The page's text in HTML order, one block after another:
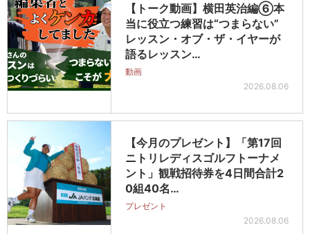
【トーク動画】横田英治編⑥本
当に役立つ練習は“つまらない”
レッスン・オブ・ザ・イヤーが
語るレッスン…
動画
2026.08.06
【今月のプレゼント】「第17回
ニトリレディスゴルフトーナメ
ント」観戦招待券を4日間合計2
0組40名…
プレゼント
2026.08.06